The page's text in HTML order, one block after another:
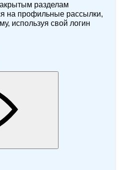
разделам
на профильные рассылки,
используя свой логин